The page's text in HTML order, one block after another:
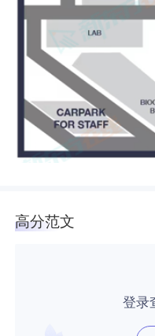
高分范文
登录